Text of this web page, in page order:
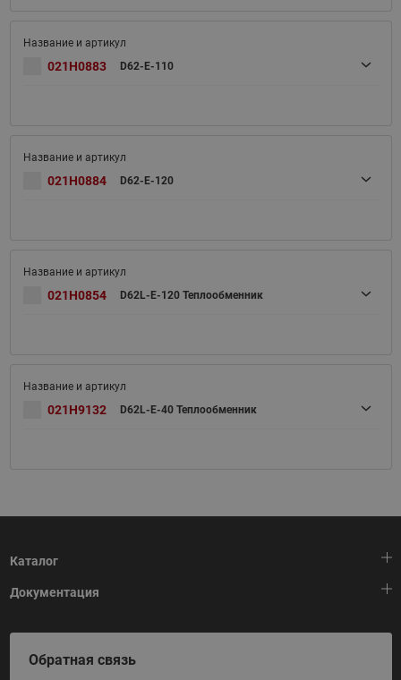
021H0883 D62-E-110
021H0884 D62-E-120
021H0854 D62L-E-120 Теплообменник
021H9132 D62L-E-40 Теплообменник
Каталог
Тепловая автоматика
Холодильная техника
Приводная техника
Документация
HeatPlatform (Тепловая платформа)
Полезные программы и инструменты
Обратная связь